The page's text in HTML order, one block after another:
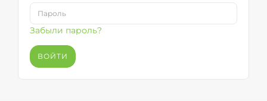
Забыли пароль?